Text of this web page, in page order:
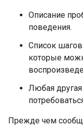
Описание
поведения.
Список
которые
Любая
Прежде чем